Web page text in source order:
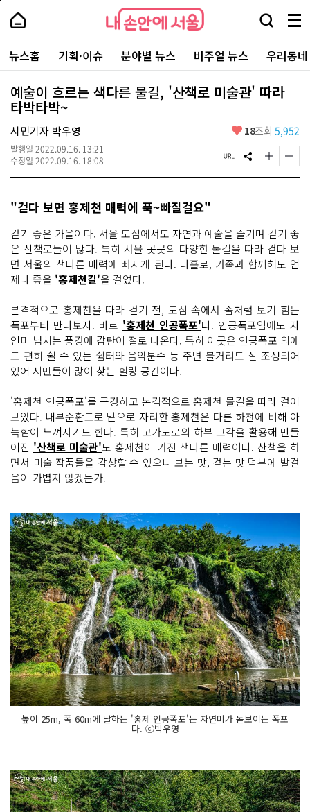
본
로
가
내
손
안
에
서
울
-
서
울
시
대
표
소
통
포
내
손
에
울
검
창
열
기
메
뉴
전
체
보
주
요
서
뉴스홈 기획·이슈 분야별 뉴스 비주얼 뉴스 우리동
예술이 흐르는 색다른 물길, '산책로 미술관' 따라
타박타박~
시민기자 박우영
발행일 2022.09.16. 13:21
수정일 2022.09.16. 18:08
좋
요
18조회 5,952
페
이
복
사
S
N
기
글
자
변
경
하
기
글
자
변
경
하
기
"걷다 보면 홍제천 매력에 푹~빠질걸요"
걷기 좋은 가을이다. 서울 도심에서도 자연과 예술을 즐기며 걷기 좋
은 산책로들이 많다. 특히 서울 곳곳의 다양한 물길을 따라 걷다 보
면 서울의 색다른 매력에 빠지게 된다. 나홀로, 가족과 함께해도 언
제나 좋을 '홍제천길'을 걸었다.
본격적으로 홍제천을 따라 걷기 전, 도심 속에서 좀처럼 보기 힘든
폭포부터 만나보자. 바로 '홍제천 인공폭포'다. 인공폭포임에도 자
연미 넘치는 풍경에 감탄이 절로 나온다. 특히 이곳은 인공폭포 외에
도 편히 쉴 수 있는 쉼터와 음악분수 등 주변 볼거리도 잘 조성되어
있어 시민들이 많이 찾는 힐링 공간이다.
'홍제천 인공폭포'를 구경하고 본격적으로 홍제천 물길을 따라 걸어
보았다. 내부순환도로 밑으로 자리한 홍제천은 다른 하천에 비해 아
늑함이 느껴지기도 한다. 특히 고가도로의 하부 교각을 활용해 만들
어진 '산책로 미술관'도 홍제천이 가진 색다른 매력이다. 산책을 하
면서 미술 작품들을 감상할 수 있으니 보는 맛, 걷는 맛 덕분에 발걸
음이 가볍지 않겠는가.
높이 25m, 폭 60m에 달하는 '홍제 인공폭포'는 자연미가 돋보이는 폭포
다. ⓒ박우영
페
상
단
로